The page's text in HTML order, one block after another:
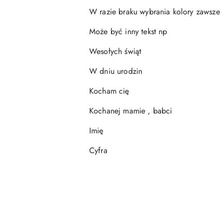
W razie braku wybrania kolory zawsze
Może być inny tekst np
Wesołych świąt
W dniu urodzin
Kocham cię
Kochanej mamie , babci
Imię
Cyfra